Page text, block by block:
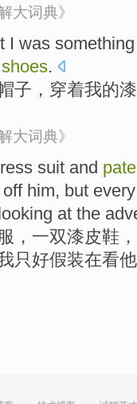
大词典》
I was
shoes.
子 ，穿着我的
大词典》
suit and
off him, but
at the
，一双漆皮鞋 ，
只好假装在看他